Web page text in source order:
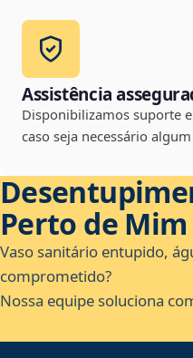
Assistência
Disponibilizamos suporte
caso seja necessário
Perto de Mim
Vaso sanitário entupido,
comprometido?
Nossa equipe soluciona